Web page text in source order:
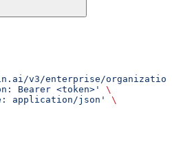
v3/enterprise/
Bearer <token>'
\
application/json'
\